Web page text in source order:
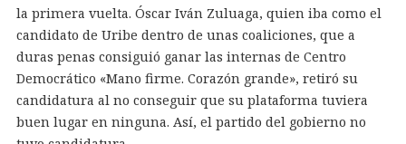
la primera vuelta. Óscar Iván Zuluaga, quien iba como el
candidato de Uribe dentro de unas coaliciones, que a
duras penas consiguió ganar las internas de Centro
Democrático «Mano firme. Corazón grande», retiró su
candidatura al no conseguir que su plataforma tuviera
buen lugar en ninguna. Así, el partido del gobierno no